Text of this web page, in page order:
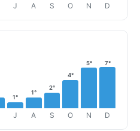
J A S O N D
1°
J
1°
A
2°
S
4°
O
5°
N
7°
D